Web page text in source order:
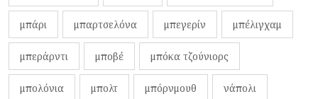
μπάρι μπαρτσελόνα μπεγερίν μπέλιγχαμ
μπεράρντι μποβέ μπόκα τζούνιορς
μπολόνια μπολτ μπόρνμουθ νάπολι